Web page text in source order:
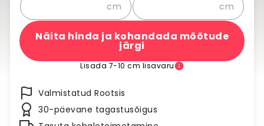
cm cm
Näita hinda ja kohandada mõõtude
järgi
Lisada 7-10 cm lisavaru
Valmistatud Rootsis
30-päevane tagastusõigus